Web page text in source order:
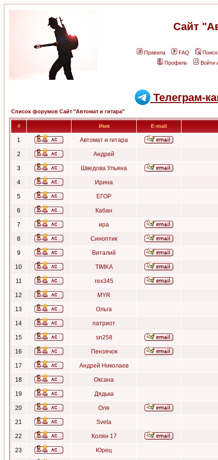
Сайт
Правила FAQ
Поиск
Профиль
Войти
Телеграм-
Список форумов Сайт "Автомат и гитара"
# Имя E-mail
1 Автомат и гитара
2 Андрей
3 Шведова Ульяна
4 Ирина
5 ЕГОР
6 Кабан
7 ира
8 Синоптик
9 Виталий
10 TIMKA
11 rex345
12 MYR
13 Ольга
14 патриот
15 sn258
16 Пензячок
17 Андрей Николаев
18 Оксана
19 Дядька
20 Оля
21 Sveta
22 Колян 17
23 Юрец